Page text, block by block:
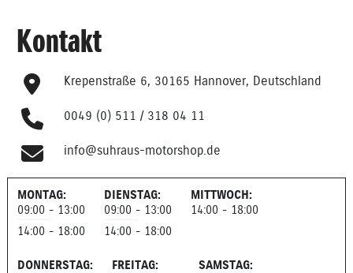
MONTAG:
09:00 - 13:00
14:00 - 18:00
DIENSTAG:
09:00 - 13:00
14:00 - 18:00
MITTWOCH:
14:00 - 18:00
DONNERSTAG: FREITAG: SAMSTAG:
Kontakt
Krepenstraße 6, 30165 Hannover, Deutschland
0049 (0) 511 / 318 04 11
info@suhraus-motorshop.de